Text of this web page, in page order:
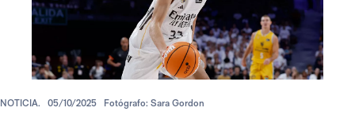
NOTICIA. 05/10/2025 Fotógrafo: Sara Gordon